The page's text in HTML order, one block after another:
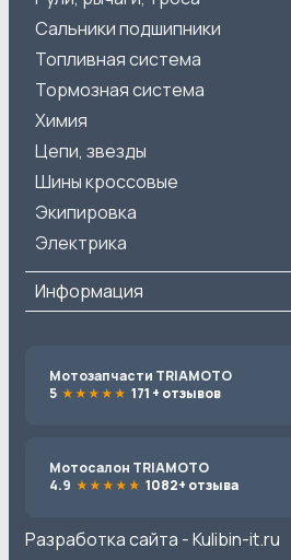
Сальники подшипники
Топливная система
Тормозная система
Химия
Цепи, звезды
Шины кроссовые
Экипировка
Электрика
Информация
Мотозапчасти TRIAMOTO
5
171 + отзывов
Мотосалон TRIAMOTO
4.9
1082+ отзыва
Разработка сайта -Kulibin-it.ru